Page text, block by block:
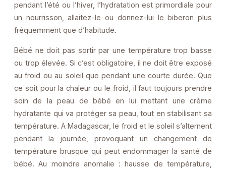
pendant l’été ou l’hiver, l’hydratation est primordiale pour
un nourrisson, allaitez-le ou donnez-lui le biberon plus
fréquemment que d’habitude.
Bébé ne doit pas sortir par une température trop basse
ou trop élevée. Si c’est obligatoire, il ne doit être exposé
au froid ou au soleil que pendant une courte durée. Que
ce soit pour la chaleur ou le froid, il faut toujours prendre
soin de la peau de bébé en lui mettant une crème
hydratante qui va protéger sa peau, tout en stabilisant sa
température. A Madagascar, le froid et le soleil s’alternent
pendant la journée, provoquant un changement de
température brusque qui peut endommager la santé de
bébé. Au moindre anomalie : hausse de température,